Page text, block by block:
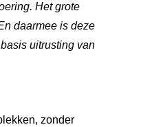
Het grote
daarmee is deze
uitrusting van
zonder